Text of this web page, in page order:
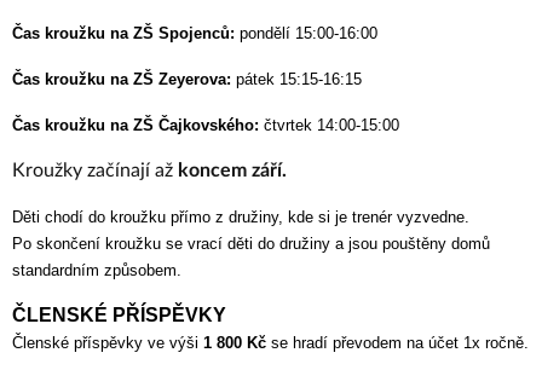
Čas kroužku na ZŠ Spojenců: pondělí 15:00-16:00
Čas kroužku na ZŠ Zeyerova: pátek 15:15-16:15
Čas kroužku na ZŠ Čajkovského: čtvrtek 14:00-15:00
Kroužky začínají až koncem září.
Děti chodí do kroužku přímo z družiny, kde si je trenér vyzvedne.
Po skončení kroužku se vrací děti do družiny a jsou pouštěny domů
standardním způsobem.
ČLENSKÉ PŘÍSPĚVKY
Členské příspěvky ve výši 1 800 Kč se hradí převodem na účet 1x ročně.